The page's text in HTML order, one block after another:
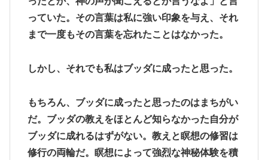
っていた。その言葉は私に強い印象を与え、それ
まで一度もその言葉を忘れたことはなかった。
しかし、それでも私はブッダに成ったと思った。
もちろん、ブッダに成ったと思ったのはまちがい
だ。ブッダの教えをほとんど知らなかった自分が
ブッダに成れるはずがない。教えと瞑想の修習は
修行の両輪だ。瞑想によって強烈な神秘体験を積